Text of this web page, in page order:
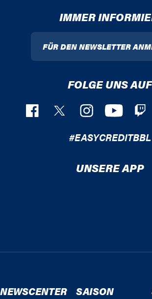
IMMER
FÜR DEN NEWSLETTER
FOLGE UNS AUF
#EASYCREDITBBL
UNSERE APP
NEWSCENTER SAISON